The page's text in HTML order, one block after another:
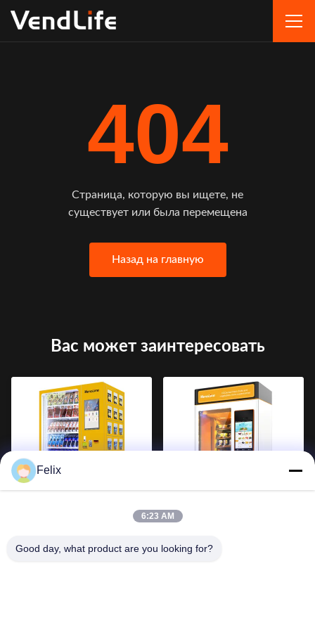
404
Страница, которую вы ищете, не
существует или была перемещена
Назад на главную
Вас может заинтересовать
Мультимедийный автомат
напитков 1930 мм Высота
Коммерческая машина для
Felix
6:23 AM
Good day, what product are you looking for?